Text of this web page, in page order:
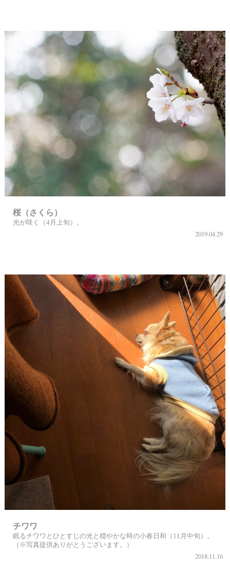
桜（さくら）
光が咲く（4月上旬）。
2019.04.29
チワワ
眠るチワワとひとすじの光と穏やかな時の小春日和（11月中旬）。
（※写真提供ありがとうございます。）
2018.11.16